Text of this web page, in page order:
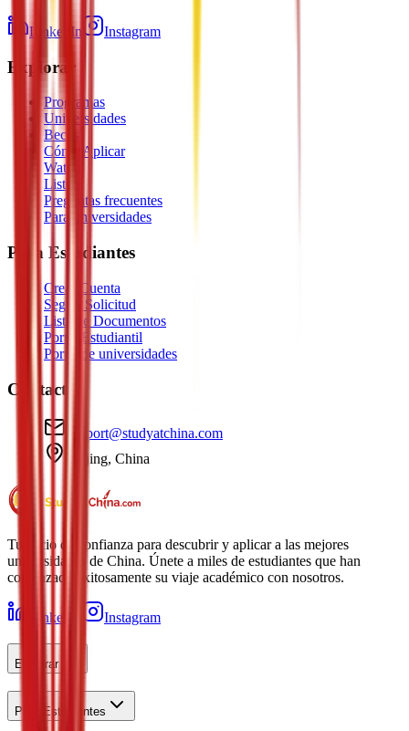
LinkedIn Instagram
Explorar
Programas
Universidades
Becas
Cómo Aplicar
Watch
Listen
Preguntas frecuentes
Para universidades
Para Estudiantes
Crear Cuenta
Seguir Solicitud
Lista de Documentos
Portal Estudiantil
Portal de universidades
Contacto
support@studyatchina.com
Beijing, China
Tu socio de confianza para descubrir y aplicar a las mejores
universidades de China. Únete a miles de estudiantes que han
comenzado exitosamente su viaje académico con nosotros.
LinkedIn Instagram
Explorar
Para Estudiantes